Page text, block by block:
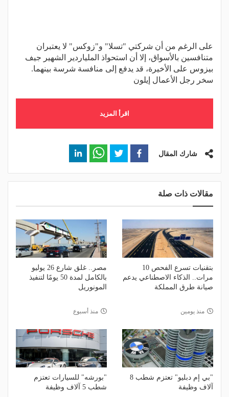
على الرغم من أن شركتي "تسلا" و"زوكس" لا يعتبران
متنافسين بالأسواق، إلا أن استحواذ الملياردير الشهير جيف
بيزوس على الأخيرة، قد يدفع إلى منافسة شرسة بينهما.
سخر رجل الأعمال إيلون
اقرأ المزيد
شارك المقال
مقالات ذات صلة
بتقنيات تسرع الفحص 10
مرات.. الذكاء الاصطناعي يدعم
صيانة طرق المملكة
منذ يومين
مصر.. غلق شارع 26 يوليو
بالكامل لمدة 50 يومًا لتنفيذ
المونوريل
منذ أسبوع
"بي إم دبليو" تعتزم شطب 8
آلاف وظيفة
"بورشه" للسيارات تعتزم
شطب 5 آلاف وظيفة